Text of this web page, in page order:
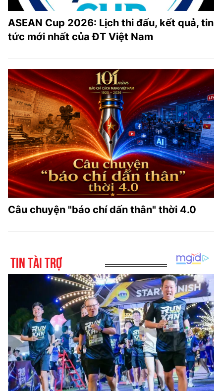
ASEAN Cup 2026: Lịch thi đấu, kết quả, tin
tức mới nhất của ĐT Việt Nam
Câu chuyện "báo chí dấn thân" thời 4.0